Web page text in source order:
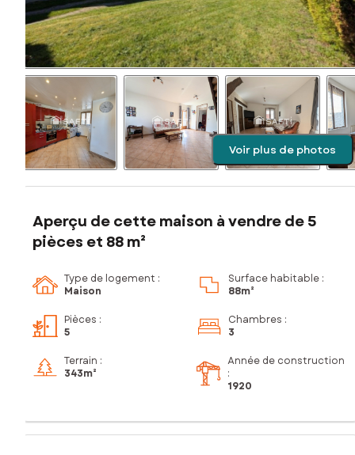
Voir plus de photos
Aperçu de cette maison à vendre de 5
pièces et 88 m²
Type de logement :
Maison
Surface habitable :
88m²
Pièces :
5
Chambres :
3
Terrain :
343m²
Année de construction
:
1920